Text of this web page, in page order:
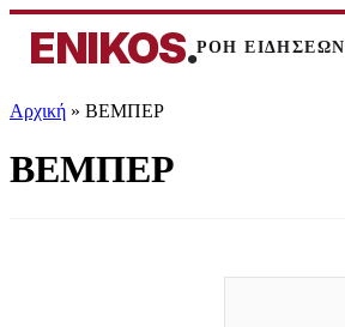
ENIKOS.ΡΟΗ ΕΙΔΗΣΕΩΝ
Αρχική » ΒΕΜΠΕΡ
ΒΕΜΠΕΡ